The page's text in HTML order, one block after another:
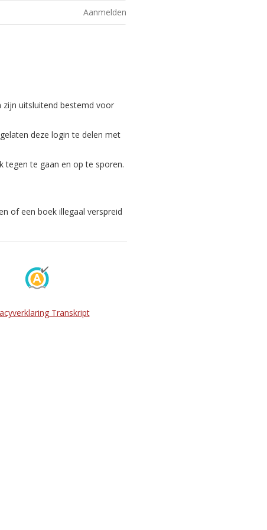
Aanmelden
zijn uitsluitend bestemd voor
deze login te delen met
tegen te gaan en op te sporen.
of een boek illegaal verspreid
Transkript